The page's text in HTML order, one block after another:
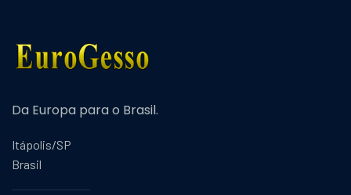
Da Europa para o Brasil.
Itápolis/SP
Brasil